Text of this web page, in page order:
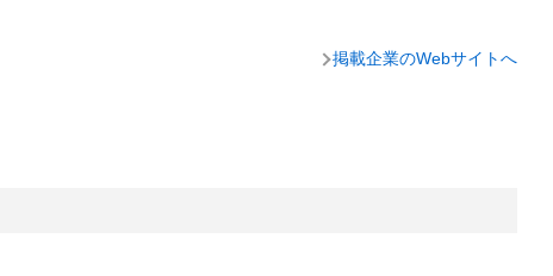
掲載企業のWebサイトへ